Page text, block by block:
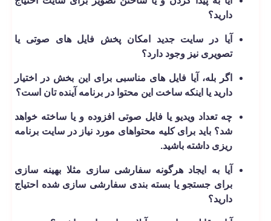
دارید؟
آیا در سایت جدید امکان پخش فایل های صوتی یا
تصویری نیز وجود دارد؟
اگر بله، آیا فایل های مناسبی برای این بخش در اختیار
دارید یا اینکه ساخت این محتوا در برنامه آینده ­تان است؟
چه تعداد ویدیو یا فایل صوتی افزوده و یا ساخته خواهد
شد؟ باید برای کلیه محتواهای مورد نیاز در سایت برنامه
ریزی داشته باشید.
آیا به ایجاد هرگونه سفارشی­ سازی مثلا بهینه­ سازی
برای جستجو یا بسته­ بندی سفارشی سازی شده احتیاج
دارید؟